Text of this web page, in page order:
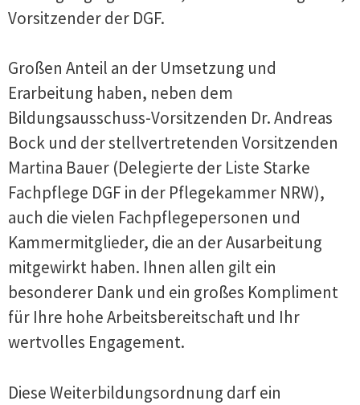
Vorsitzender der DGF.
Großen Anteil an der Umsetzung und
Erarbeitung haben, neben dem
Bildungsausschuss-Vorsitzenden Dr. Andreas
Bock und der stellvertretenden Vorsitzenden
Martina Bauer (Delegierte der Liste Starke
Fachpflege DGF in der Pflegekammer NRW),
auch die vielen Fachpflegepersonen und
Kammermitglieder, die an der Ausarbeitung
mitgewirkt haben. Ihnen allen gilt ein
besonderer Dank und ein großes Kompliment
für Ihre hohe Arbeitsbereitschaft und Ihr
wertvolles Engagement.
Diese Weiterbildungsordnung darf ein